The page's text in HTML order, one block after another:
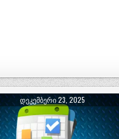
ᲓᲔᲙᲔᲛᲑᲔᲠᲘ 23, 2025